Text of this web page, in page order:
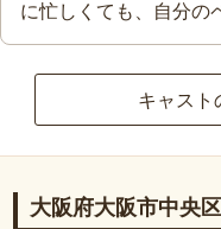
に忙しくても、自分の
キャスト
大阪府大阪市中央